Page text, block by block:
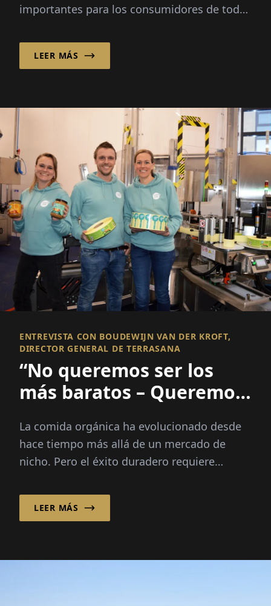
importantes para los consumidores de todo
GmbH ha combinado la artesanía tradicional
con la experiencia orgánica, ofreciendo una
LEER MÁS
ENTREVISTA CON BOUDEWIJN VAN DER KROFT,
DIRECTOR GENERAL DE TERRASANA
“No queremos ser los
más baratos – Queremos
La comida orgánica ha evolucionado desde
hace tiempo más allá de un mercado de
nicho. Pero el éxito duradero requiere
Boudewijn van der Kroft explica...
LEER MÁS